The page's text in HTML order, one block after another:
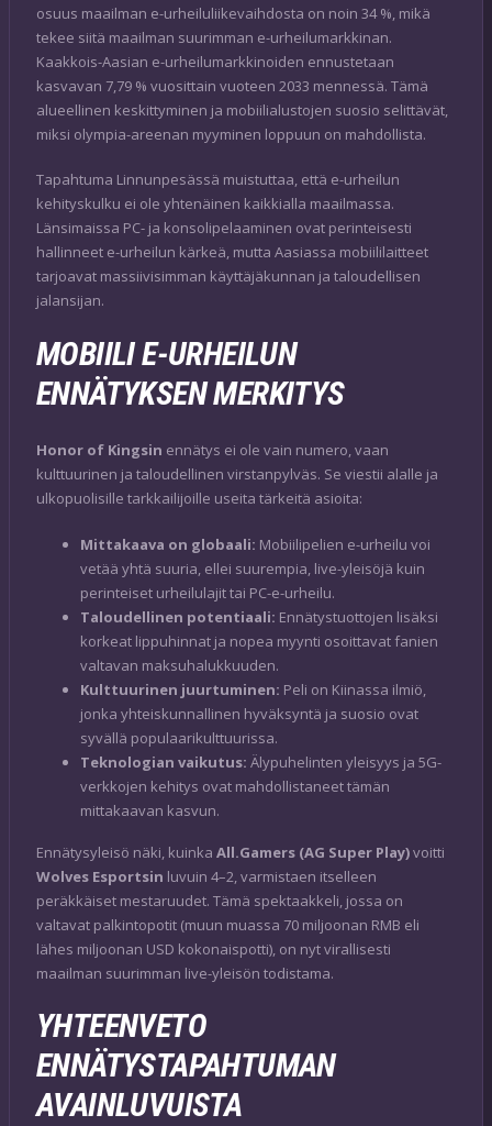
osuus maailman e-urheiluliikevaihdosta on noin 34 %, mikä
tekee siitä maailman suurimman e-urheilumarkkinan.
Kaakkois-Aasian e-urheilumarkkinoiden ennustetaan
kasvavan 7,79 % vuosittain vuoteen 2033 mennessä. Tämä
alueellinen keskittyminen ja mobiilialustojen suosio selittävät,
miksi olympia-areenan myyminen loppuun on mahdollista.
Tapahtuma Linnunpesässä muistuttaa, että e-urheilun
kehityskulku ei ole yhtenäinen kaikkialla maailmassa.
Länsimaissa PC- ja konsolipelaaminen ovat perinteisesti
hallinneet e-urheilun kärkeä, mutta Aasiassa mobiililaitteet
tarjoavat massiivisimman käyttäjäkunnan ja taloudellisen
jalansijan.
MOBIILI E-URHEILUN
ENNÄTYKSEN MERKITYS
Honor of Kingsin ennätys ei ole vain numero, vaan
kulttuurinen ja taloudellinen virstanpylväs. Se viestii alalle ja
ulkopuolisille tarkkailijoille useita tärkeitä asioita:
Mittakaava on globaali: Mobiilipelien e-urheilu voi
vetää yhtä suuria, ellei suurempia, live-yleisöjä kuin
perinteiset urheilulajit tai PC-e-urheilu.
Taloudellinen potentiaali: Ennätystuottojen lisäksi
korkeat lippuhinnat ja nopea myynti osoittavat fanien
valtavan maksuhalukkuuden.
Kulttuurinen juurtuminen: Peli on Kiinassa ilmiö,
jonka yhteiskunnallinen hyväksyntä ja suosio ovat
syvällä populaarikulttuurissa.
Teknologian vaikutus: Älypuhelinten yleisyys ja 5G-
verkkojen kehitys ovat mahdollistaneet tämän
mittakaavan kasvun.
Ennätysyleisö näki, kuinka All.Gamers (AG Super Play)voitti
Wolves Esportsin luvuin 4–2, varmistaen itselleen
peräkkäiset mestaruudet. Tämä spektaakkeli, jossa on
valtavat palkintopotit (muun muassa 70 miljoonan RMB eli
lähes miljoonan USD kokonaispotti), on nyt virallisesti
maailman suurimman live-yleisön todistama.
YHTEENVETO
ENNÄTYSTAPAHTUMAN
AVAINLUVUISTA